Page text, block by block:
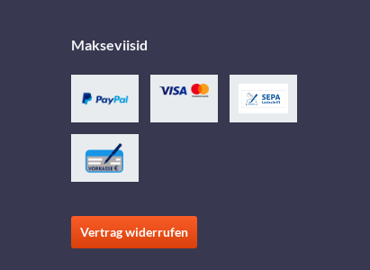
Makseviisid
Vertrag widerrufen